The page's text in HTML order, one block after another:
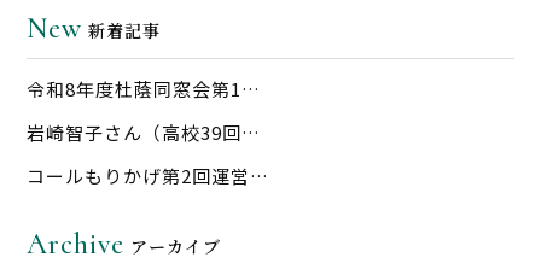
New 新着記事
令和8年度杜蔭同窓会第1…
岩崎智子さん（高校39回…
コールもりかげ第2回運営…
Archive アーカイブ